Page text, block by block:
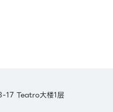
17 Teatro大楼1层